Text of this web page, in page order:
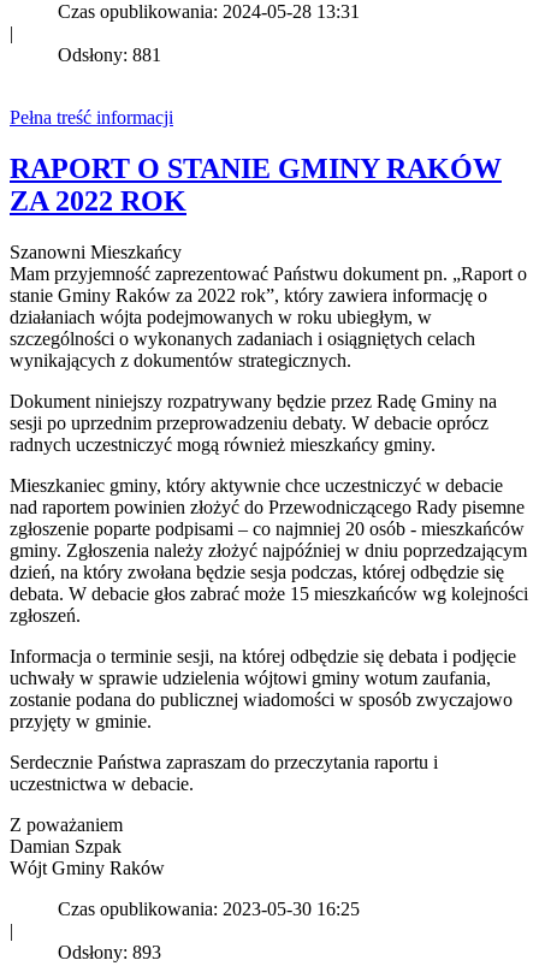
Czas opublikowania: 2024-05-28 13:31
|
Odsłony: 881
Pełna treść informacji
RAPORT O STANIE GMINY RAKÓW
ZA 2022 ROK
Szanowni Mieszkańcy
Mam przyjemność zaprezentować Państwu dokument pn. „Raport o
stanie Gminy Raków za 2022 rok”, który zawiera informację o
działaniach wójta podejmowanych w roku ubiegłym, w
szczególności o wykonanych zadaniach i osiągniętych celach
wynikających z dokumentów strategicznych.
Dokument niniejszy rozpatrywany będzie przez Radę Gminy na
sesji po uprzednim przeprowadzeniu debaty. W debacie oprócz
radnych uczestniczyć mogą również mieszkańcy gminy.
Mieszkaniec gminy, który aktywnie chce uczestniczyć w debacie
nad raportem powinien złożyć do Przewodniczącego Rady pisemne
zgłoszenie poparte podpisami – co najmniej 20 osób - mieszkańców
gminy. Zgłoszenia należy złożyć najpóźniej w dniu poprzedzającym
dzień, na który zwołana będzie sesja podczas, której odbędzie się
debata. W debacie głos zabrać może 15 mieszkańców wg kolejności
zgłoszeń.
Informacja o terminie sesji, na której odbędzie się debata i podjęcie
uchwały w sprawie udzielenia wójtowi gminy wotum zaufania,
zostanie podana do publicznej wiadomości w sposób zwyczajowo
przyjęty w gminie.
Serdecznie Państwa zapraszam do przeczytania raportu i
uczestnictwa w debacie.
Z poważaniem
Damian Szpak
Wójt Gminy Raków
Czas opublikowania: 2023-05-30 16:25
|
Odsłony: 893